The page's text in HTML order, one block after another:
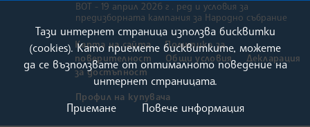
ВОТ - 19 април 2026 г . ред и условия за
предизборната кампания за Народно събрание
Карта на сайта
Политика за
поверителност
Общи условия
Декларация
за достъпност
Профил на купувача
Тази интернет страница използва бисквитки
(cookies). Като приемете бисквитките, можете
да се възползвате от оптималното поведение на
интернет страницата.
Приемане
Повече информация